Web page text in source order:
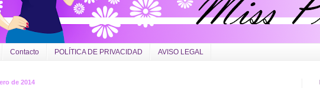
Contacto POLÍTICA DE PRIVACIDAD AVISO LEGAL
de 2014